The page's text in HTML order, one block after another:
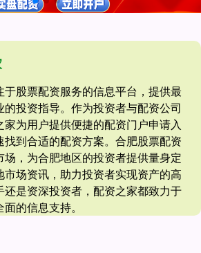
股票配资服务的信息平台，提供最
投资指导。作为投资者与配资公司
为用户提供便捷的配资门户申请入
找到合适的配资方案。合肥股票配资
，为合肥地区的投资者提供量身定
场资讯，助力投资者实现资产的高
是资深投资者，配资之家都致力于
的信息支持。